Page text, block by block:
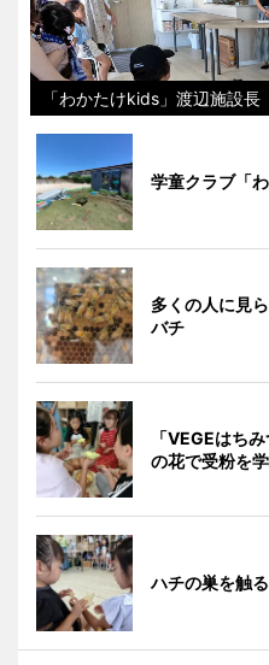
「わかたけkids」渡辺施設長
学童クラブ「
多くの人に見
バチ
「VEGEはち
の花で受粉を
ハチの巣を触